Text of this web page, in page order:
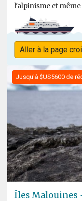
l'alpinisme et même
Aller à la page
Jusqu'à $US5600 de
Îles Malouines